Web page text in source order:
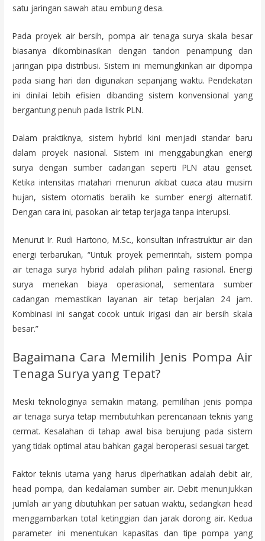
satu jaringan sawah atau embung desa.
Pada proyek air bersih, pompa air tenaga surya skala besar
biasanya dikombinasikan dengan tandon penampung dan
jaringan pipa distribusi. Sistem ini memungkinkan air dipompa
pada siang hari dan digunakan sepanjang waktu. Pendekatan
ini dinilai lebih efisien dibanding sistem konvensional yang
bergantung penuh pada listrik PLN.
Dalam praktiknya, sistem hybrid kini menjadi standar baru
dalam proyek nasional. Sistem ini menggabungkan energi
surya dengan sumber cadangan seperti PLN atau genset.
Ketika intensitas matahari menurun akibat cuaca atau musim
hujan, sistem otomatis beralih ke sumber energi alternatif.
Dengan cara ini, pasokan air tetap terjaga tanpa interupsi.
Menurut Ir. Rudi Hartono, M.Sc., konsultan infrastruktur air dan
energi terbarukan, “Untuk proyek pemerintah, sistem pompa
air tenaga surya hybrid adalah pilihan paling rasional. Energi
surya menekan biaya operasional, sementara sumber
cadangan memastikan layanan air tetap berjalan 24 jam.
Kombinasi ini sangat cocok untuk irigasi dan air bersih skala
besar.”
Bagaimana Cara Memilih Jenis Pompa Air
Tenaga Surya yang Tepat?
Meski teknologinya semakin matang, pemilihan jenis pompa
air tenaga surya tetap membutuhkan perencanaan teknis yang
cermat. Kesalahan di tahap awal bisa berujung pada sistem
yang tidak optimal atau bahkan gagal beroperasi sesuai target.
Faktor teknis utama yang harus diperhatikan adalah debit air,
head pompa, dan kedalaman sumber air. Debit menunjukkan
jumlah air yang dibutuhkan per satuan waktu, sedangkan head
menggambarkan total ketinggian dan jarak dorong air. Kedua
parameter ini menentukan kapasitas dan tipe pompa yang